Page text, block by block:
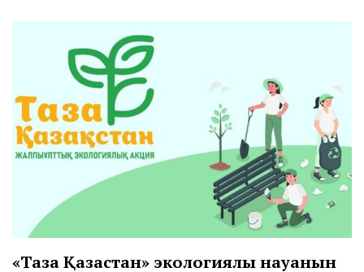
«Таза Қазақстан» экологиялық науқанын